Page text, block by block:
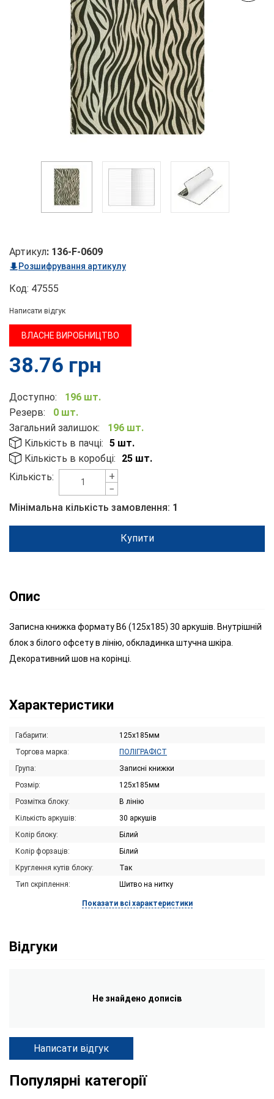
Артикул: 136-F-0609
Розшифрування артикулу
Код: 47555
Написати відгук
ВЛАСНЕ ВИРОБНИЦТВО
38.76 грн
Доступно:
196 шт.
Резерв:
0 шт.
Загальний залишок:
196 шт.
Кількість в пачці: 5 шт.
Кількість в коробці:
25 шт.
Кількість:
+
−
Мінімальна кількість замовлення: 1
Купити
Опис
Записна книжка формату В6 (125х185) 30 аркушів. Внутрішній
блок з білого офсету в лінію, обкладинка штучна шкіра.
Декоративний шов на корінці.
Характеристики
Габарити:
125x185мм
Торгова марка:
ПОЛІГРАФІСТ
Група:
Записні книжки
Розмір:
125х185мм
Розмітка блоку:
В лінію
Кількість аркушів:
30 аркушів
Колір блоку:
Білий
Колір форзаців:
Білий
Круглення кутів блоку:
Так
Тип скріплення:
Шитво на нитку
Показати всі характеристики
Відгуки
Не знайдено дописів
Написати відгук
Популярні категорії